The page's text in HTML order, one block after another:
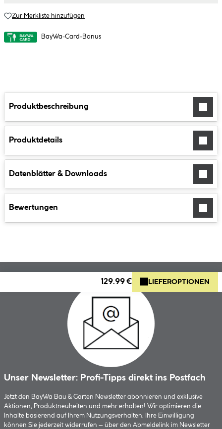
Zur Merkliste hinzufügen
BayWa-Card-Bonus
Produktbeschreibung
Produktdetails
Datenblätter & Downloads
Bewertungen
129.99 € LIEFEROPTIONEN
Unser Newsletter: Profi-Tipps direkt ins Postfach
Jetzt den BayWa Bau & Garten Newsletter abonnieren und exklusive
Aktionen, Produktneuheiten und mehr erhalten! Wir optimieren die
Inhalte basierend auf Ihrem Nutzungsverhalten. Ihre Einwilligung
können Sie jederzeit widerrufen – über den Abmeldelink im Newsletter